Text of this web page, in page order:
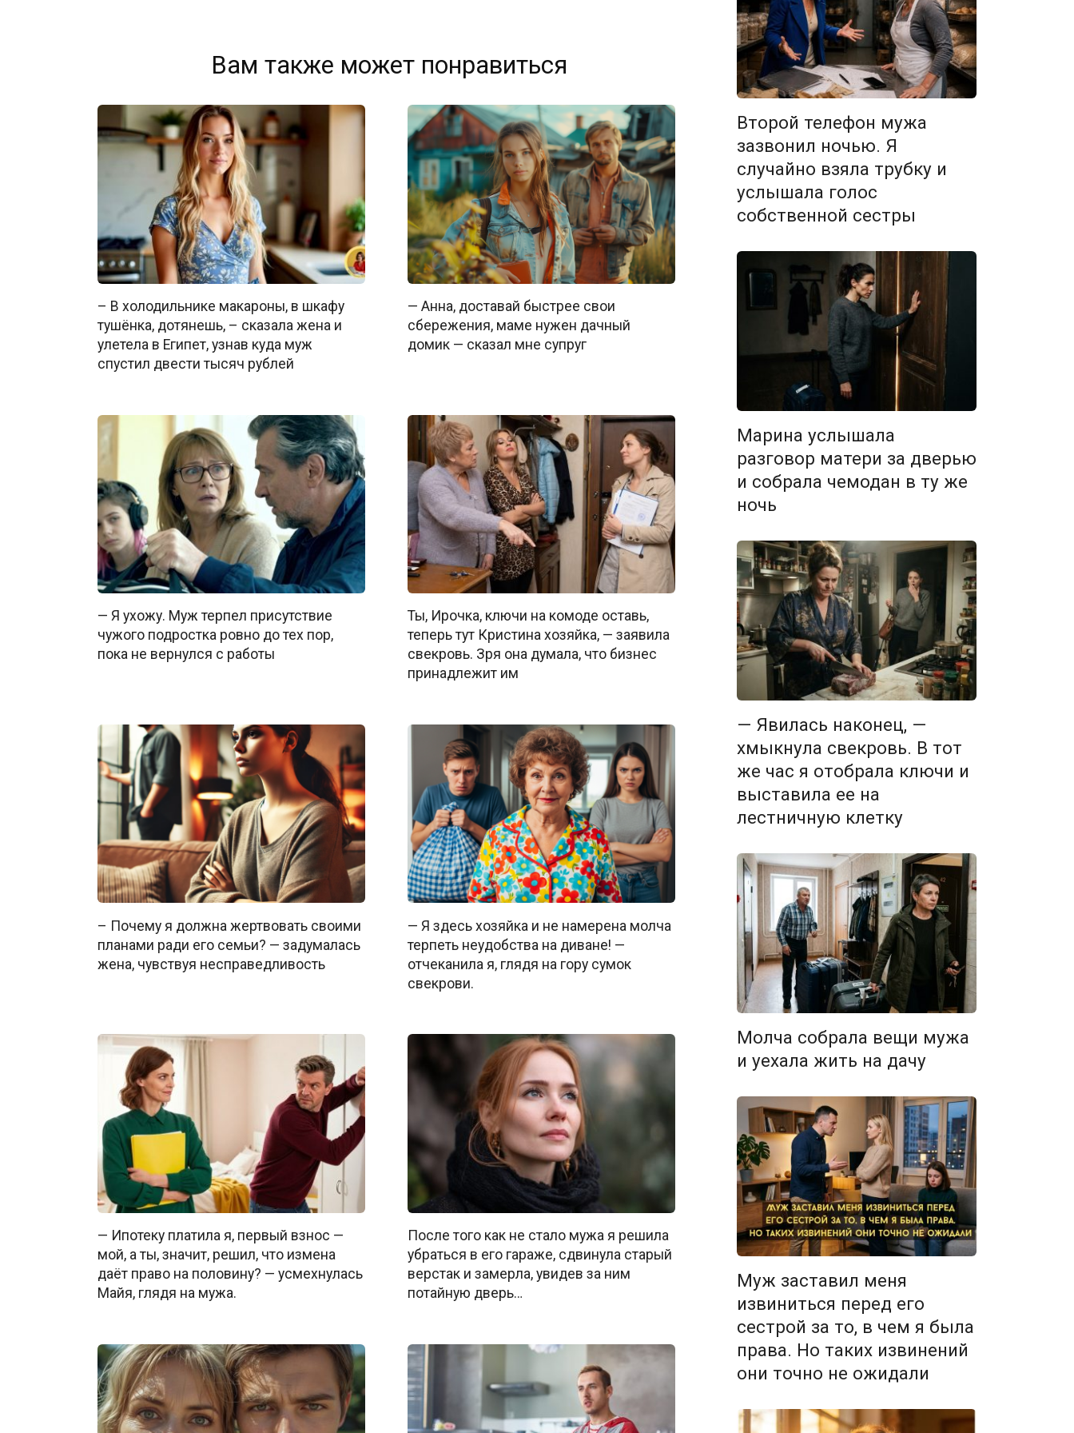
Вам также может понравиться
– В холодильнике макароны, в шкафу
тушёнка, дотянешь, – сказала жена и
улетела в Египет, узнав куда муж
спустил двести тысяч рублей
— Анна, доставай быстрее свои
сбережения, маме нужен дачный
домик — сказал мне супруг
— Я ухожу. Муж терпел присутствие
чужого подростка ровно до тех пор,
пока не вернулся с работы
Ты, Ирочка, ключи на комоде оставь,
теперь тут Кристина хозяйка, — заявила
свекровь. Зря она думала, что бизнес
принадлежит им
– Почему я должна жертвовать своими
планами ради его семьи? — задумалась
жена, чувствуя несправедливость
— Я здесь хозяйка и не намерена молча
терпеть неудобства на диване! —
отчеканила я, глядя на гору сумок
свекрови.
— Ипотеку платила я, первый взнос —
мой, а ты, значит, решил, что измена
даёт право на половину? — усмехнулась
Майя, глядя на мужа.
После того как не стало мужа я решила
убраться в его гараже, cдвинула старый
верстак и замерла, увидев за ним
потайную дверь…
Второй телефон мужа
зазвонил ночью. Я
случайно взяла трубку и
услышала голос
собственной сестры
Марина услышала
разговор матери за дверью
и собрала чемодан в ту же
ночь
— Явилась наконец, —
хмыкнула свекровь. В тот
же час я отобрала ключи и
выставила ее на
лестничную клетку
Молча собрала вещи мужа
и уехала жить на дачу
Муж заставил меня
извиниться перед его
сестрой за то, в чем я была
права. Но таких извинений
они точно не ожидали